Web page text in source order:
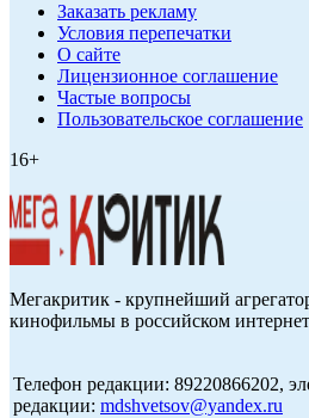
Заказать рекламу
Условия перепечатки
О сайте
Лицензионное соглашение
Частые вопросы
Пользовательское соглашение
16+
Мегакритик - крупнейший
кинофильмы в российском
Телефон редакции: 89220866202,
редакции: mdshvetsov@yandex.ru